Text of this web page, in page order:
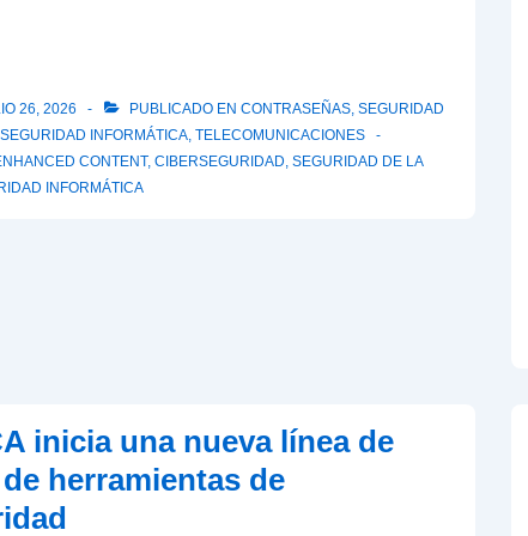
26, 2026 PUBLICADO EN CONTRASEÑAS, SEGURIDAD
SEGURIDAD INFORMÁTICA, TELECOMUNICACIONES
CONTENT, CIBERSEGURIDAD, SEGURIDAD DE LA
INFORMÁTICA
inicia una nueva línea de
herramientas de